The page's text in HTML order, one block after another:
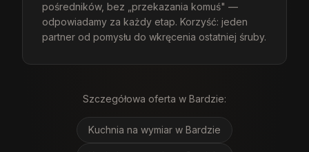
pośredników, bez „przekazania komuś" —
odpowiadamy za każdy etap. Korzyść: jeden
partner od pomysłu do wkręcenia ostatniej śruby.
Szczegółowa oferta w Bardzie:
Kuchnia na wymiar w Bardzie